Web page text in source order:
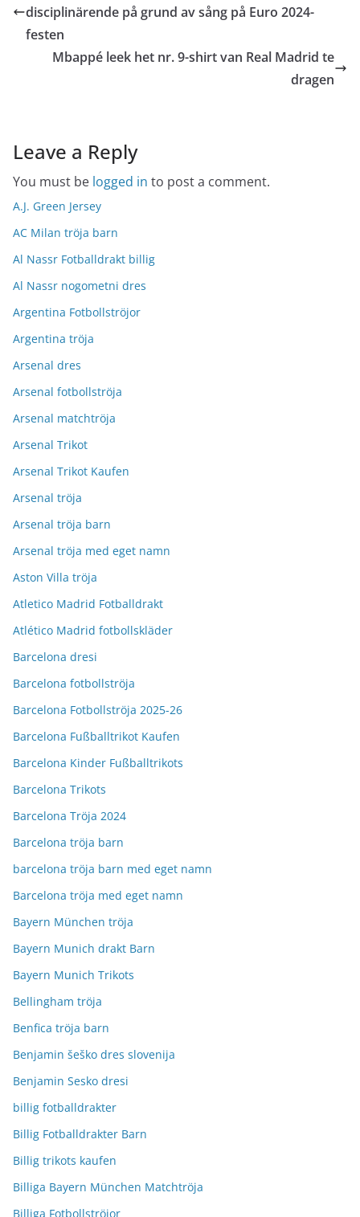
disciplinärende på grund av sång på Euro 2024-
festen
Mbappé leek het nr. 9-shirt van Real Madrid te
dragen
Leave a Reply
You must be logged in to post a comment.
A.J. Green Jersey
AC Milan tröja barn
Al Nassr Fotballdrakt billig
Al Nassr nogometni dres
Argentina Fotbollströjor
Argentina tröja
Arsenal dres
Arsenal fotbollströja
Arsenal matchtröja
Arsenal Trikot
Arsenal Trikot Kaufen
Arsenal tröja
Arsenal tröja barn
Arsenal tröja med eget namn
Aston Villa tröja
Atletico Madrid Fotballdrakt
Atlético Madrid fotbollskläder
Barcelona dresi
Barcelona fotbollströja
Barcelona Fotbollströja 2025-26
Barcelona Fußballtrikot Kaufen
Barcelona Kinder Fußballtrikots
Barcelona Trikots
Barcelona Tröja 2024
Barcelona tröja barn
barcelona tröja barn med eget namn
Barcelona tröja med eget namn
Bayern München tröja
Bayern Munich drakt Barn
Bayern Munich Trikots
Bellingham tröja
Benfica tröja barn
Benjamin šeško dres slovenija
Benjamin Sesko dresi
billig fotballdrakter
Billig Fotballdrakter Barn
Billig trikots kaufen
Billiga Bayern München Matchtröja
Billiga Fotbollströjor